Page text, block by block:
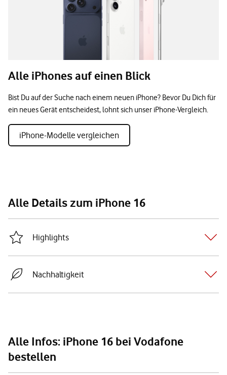
Alle iPhones auf einen Blick
Bist Du auf der Suche nach einem neuen iPhone? Bevor Du Dich für
ein neues Gerät entscheidest, lohnt sich unser iPhone-Vergleich.
iPhone-Modelle vergleichen
Alle Details zum iPhone 16
Highlights
Nachhaltigkeit
Alle Infos: iPhone 16 bei Vodafone
bestellen